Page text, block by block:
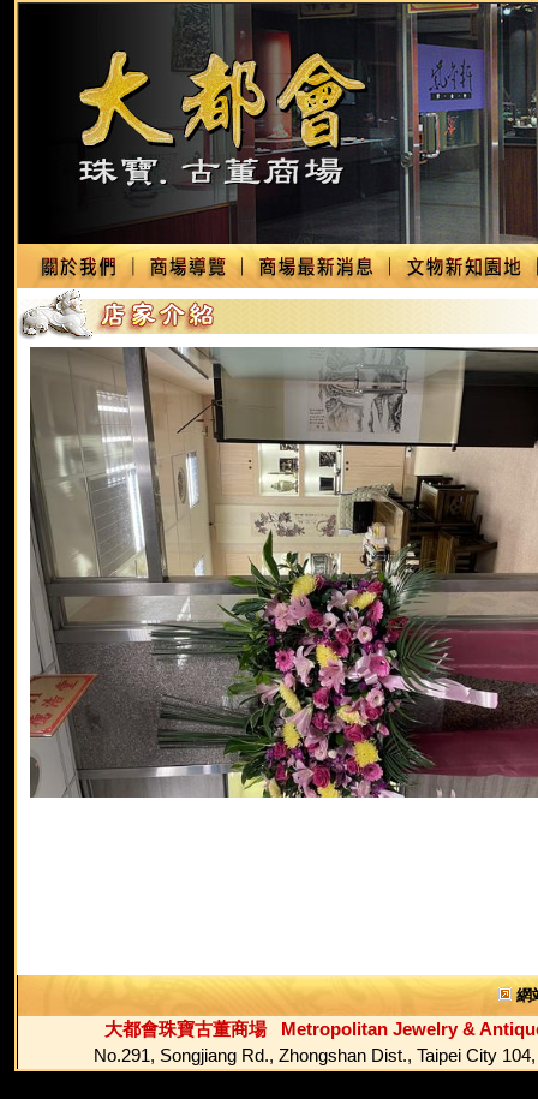
網
大都會珠寶古董商場 Metropolitan Jewelry &
No.291, Songjiang Rd., Zhongshan Dist., Taipei